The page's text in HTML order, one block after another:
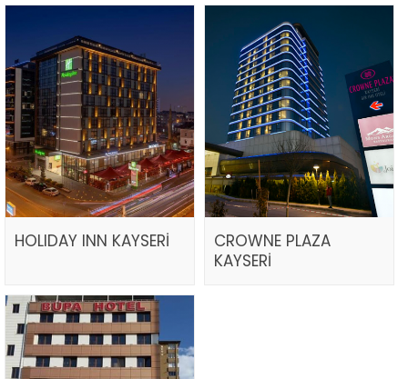
HOLIDAY INN KAYSERİ
CROWNE PLAZA
KAYSERİ